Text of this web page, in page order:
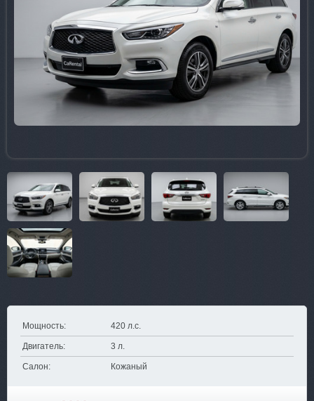
Мощность: 420 л.с.
Двигатель: 3 л.
Салон: Кожаный